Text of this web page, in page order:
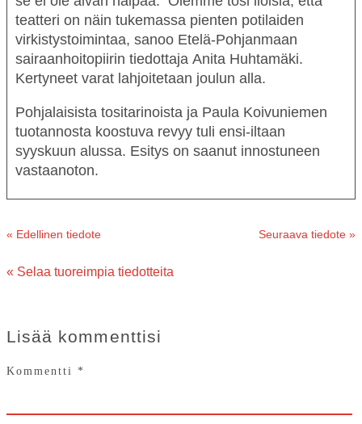
teatteri on näin tukemassa pienten potilaiden
virkistystoimintaa, sanoo Etelä-Pohjanmaan
sairaanhoitopiirin tiedottaja Anita Huhtamäki.
Kertyneet varat lahjoitetaan joulun alla.
Pohjalaisista tositarinoista ja Paula Koivuniemen
tuotannosta koostuva revyy tuli ensi-iltaan
syyskuun alussa. Esitys on saanut innostuneen
vastaanoton.
« Edellinen tiedote Seuraava tiedote »
« Selaa tuoreimpia tiedotteita
Lisää kommenttisi
Kommentti *